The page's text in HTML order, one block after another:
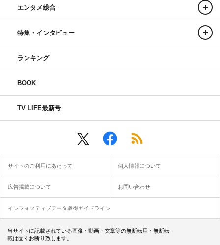
エンタメ総合
特集・インタビュー
ランキング
BOOK
TV LIFE最新号
サイトのご利用にあたって 個人情報について
広告掲載について お問い合わせ
インフォマティブデータ取得ガイドライン
当サイトに記載されている画像・動画・文章等の無断転用・無断転
載は固くお断り致します。